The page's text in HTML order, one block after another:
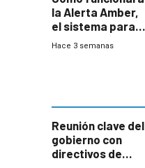
la Alerta Amber,
el sistema para
la búsqueda
Hace 3 semanas
Reunión clave del
gobierno con
directivos de